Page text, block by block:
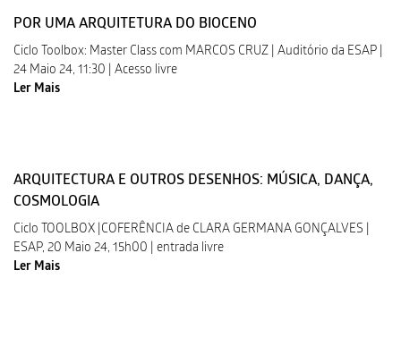
POR UMA ARQUITETURA DO BIOCENO
Ciclo Toolbox: Master Class com MARCOS CRUZ | Auditório da ESAP |
24 Maio 24, 11:30 | Acesso livre
Ler Mais
ARQUITECTURA E OUTROS DESENHOS: MÚSICA, DANÇA,
COSMOLOGIA
Ciclo TOOLBOX |COFERÊNCIA de CLARA GERMANA GONÇALVES |
ESAP, 20 Maio 24, 15h00 | entrada livre
Ler Mais